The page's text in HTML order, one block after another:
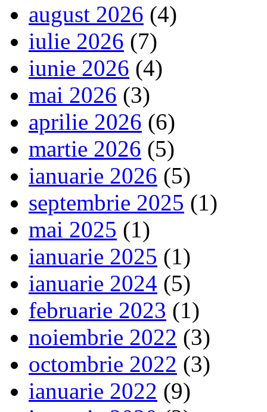
august 2026 (4)
iulie 2026 (7)
iunie 2026 (4)
mai 2026 (3)
aprilie 2026 (6)
martie 2026 (5)
ianuarie 2026 (5)
septembrie 2025 (1)
mai 2025 (1)
ianuarie 2025 (1)
ianuarie 2024 (5)
februarie 2023 (1)
noiembrie 2022 (3)
octombrie 2022 (3)
ianuarie 2022 (9)